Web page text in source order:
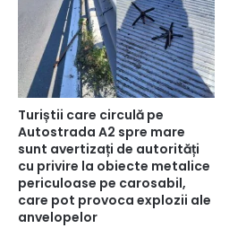
Turiștii care circulă pe
Autostrada A2 spre mare
sunt avertizați de autorități
cu privire la obiecte metalice
periculoase pe carosabil,
care pot provoca explozii ale
anvelopelor